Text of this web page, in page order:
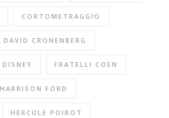
CORTOMETRAGGIO
DAVID CRONENBERG
DISNEY FRATELLI COEN
HARRISON FORD
HERCULE POIROT